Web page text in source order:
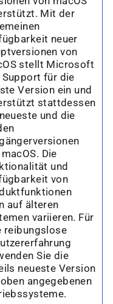
Mit der
neuer
von
stellt Microsoft
Support für die
Version ein und
stattdessen
und die
Die
und
von
auf älteren
variieren. Für
reibungslose
Sie die
neueste Version
angegebenen